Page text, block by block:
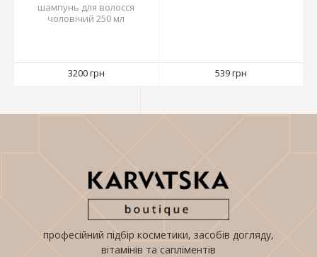
шампунь для волосся
чоловічий 250 мл
3200 грн 539 грн
професійний підбір косметики, засобів догляду,
вітамінів та сапліментів